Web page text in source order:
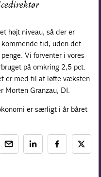
højt niveau, så der er
tid, uden det
Vi forventer i vores
på omkring 2,5 pct.
er med til at løfte væksten
Morten Granzau, DI.
er særligt i år båret